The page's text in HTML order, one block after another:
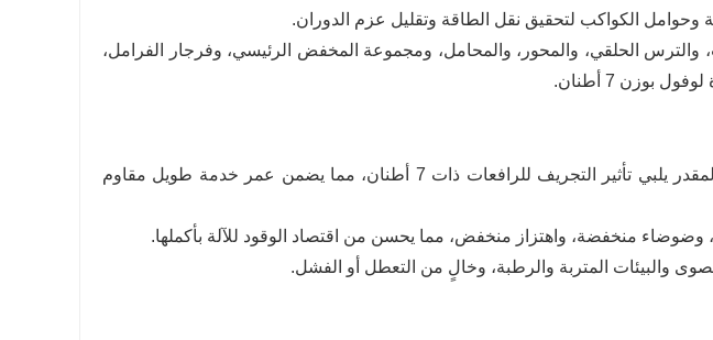
وحوامل الكواكب لتحقيق نقل الطاقة وتقليل عزم الدوران.
الحلقي، والمحور، والمحامل، ومجموعة المخفض الرئيسي، وفرجار الفرامل،
بوزن 7 أطنان.
1. قدرة تحمل الأحمال الثقيلة، عزم الدوران المقدر يلبي تأثير التجريف للرافعات ذات 7 أطنان، مما يضمن عمر خدمة طويل مقاوم